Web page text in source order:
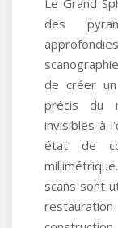
Le Grand
des
de créer
précis du
invisibles à
état de
scans sont